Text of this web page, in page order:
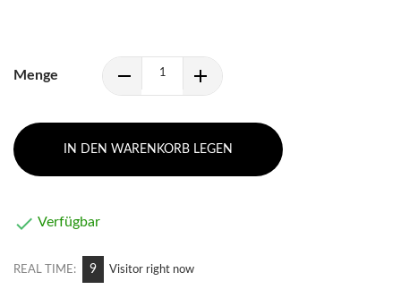
Menge
IN DEN WARENKORB LEGEN
 Verfügbar
REAL TIME: 9 Visitor right now